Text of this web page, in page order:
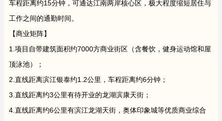
车程距离约15分钟，可通达江南两岸核心区，极大程度缩短居住与
工作之间的通勤时间。
【商业矩阵】
1.项目自带建筑面积约7000方商业街区（含餐饮，健身运动馆和屋
顶泳池）；
2.直线距离滨江银泰约1.2公里，车程距离约6分钟；
3.直线距离约3公里有待开业的龙湖滨康天街；
4.直线距离约6公里有滨江龙湖天街，奥体印象城等优质商业综合